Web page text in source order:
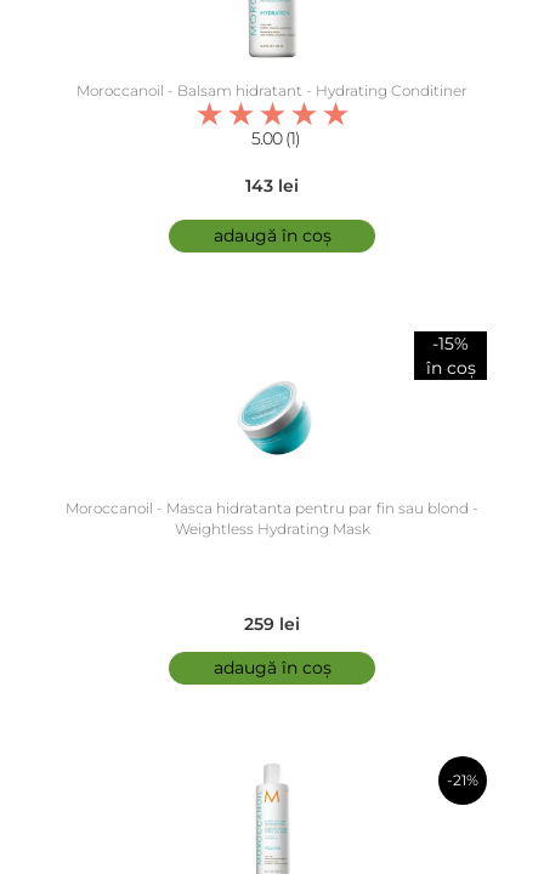
Moroccanoil - Balsam hidratant - Hydrating Conditiner
5.00 (1)
143 lei
adaugă în coș
-15%
în coș
Moroccanoil - Masca hidratanta pentru par fin sau blond -
Weightless Hydrating Mask
259 lei
adaugă în coș
-21%